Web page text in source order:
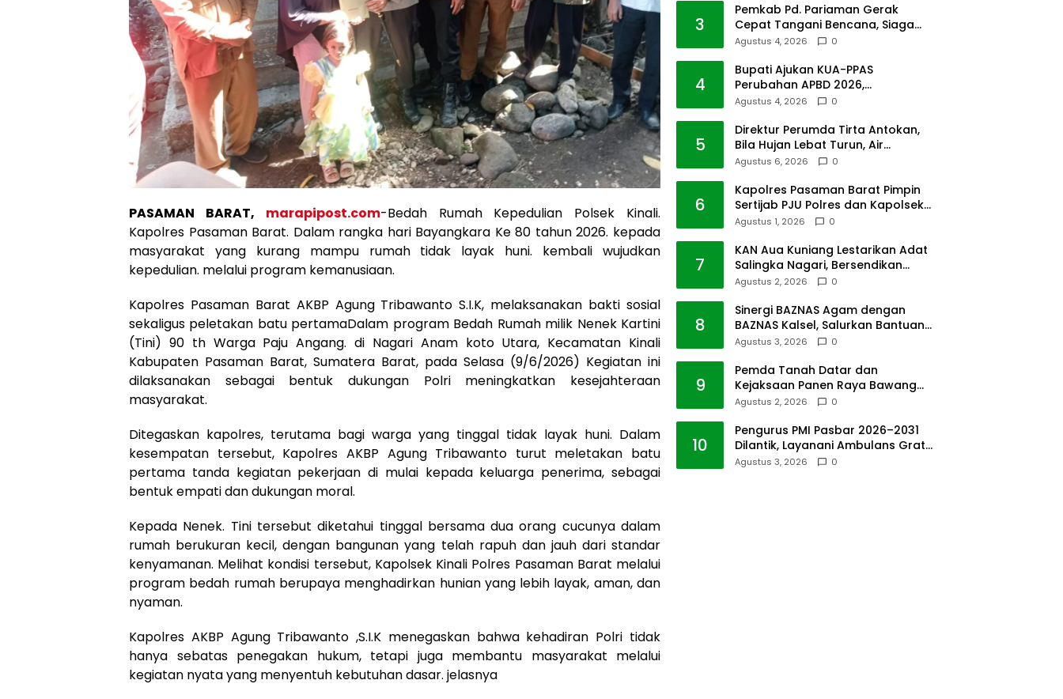
PASAMAN BARAT, marapipost.com-Bedah Rumah Kepedulian Polsek Kinali.
Kapolres Pasaman Barat. Dalam rangka hari Bayangkara Ke 80 tahun 2026. kepada
masyarakat yang kurang mampu rumah tidak layak huni. kembali wujudkan
kepedulian. melalui program kemanusiaan.
Kapolres Pasaman Barat AKBP Agung Tribawanto S.I.K, melaksanakan bakti sosial
sekaligus peletakan batu pertamaDalam program Bedah Rumah milik Nenek Kartini
(Tini) 90 th Warga Paju Angang. di Nagari Anam koto Utara, Kecamatan Kinali
Kabupaten Pasaman Barat, Sumatera Barat, pada Selasa (9/6/2026) Kegiatan ini
dilaksanakan sebagai bentuk dukungan Polri meningkatkan kesejahteraan
masyarakat.
Ditegaskan kapolres, terutama bagi warga yang tinggal tidak layak huni. Dalam
kesempatan tersebut, Kapolres AKBP Agung Tribawanto turut meletakan batu
pertama tanda kegiatan pekerjaan di mulai kepada keluarga penerima, sebagai
bentuk empati dan dukungan moral.
Kepada Nenek. Tini tersebut diketahui tinggal bersama dua orang cucunya dalam
rumah berukuran kecil, dengan bangunan yang telah rapuh dan jauh dari standar
kenyamanan. Melihat kondisi tersebut, Kapolsek Kinali Polres Pasaman Barat melalui
program bedah rumah berupaya menghadirkan hunian yang lebih layak, aman, dan
nyaman.
Kapolres AKBP Agung Tribawanto ,S.I.K menegaskan bahwa kehadiran Polri tidak
hanya sebatas penegakan hukum, tetapi juga membantu masyarakat melalui
kegiatan nyata yang menyentuh kebutuhan dasar. jelasnya
3
Pemkab Pd. Pariaman Gerak
Cepat Tangani Bencana, Siaga
Cuaca Ekstrem
Agustus 4, 2026 0
4
Bupati Ajukan KUA-PPAS
Perubahan APBD 2026,
Pendapatan Pasbar Naik 15
Agustus 4, 2026 0
5
Direktur Perumda Tirta Antokan,
Bila Hujan Lebat Turun, Air
Dimatikan, Tak Bisa Diolah
Agustus 6, 2026 0
6
Kapolres Pasaman Barat Pimpin
Sertijab PJU Polres dan Kapolsek
Sungai Beremas
Agustus 1, 2026 0
7
KAN Aua Kuniang Lestarikan Adat
Salingka Nagari, Bersendikan
Kitabullah
Agustus 2, 2026 0
8
Sinergi BAZNAS Agam dengan
BAZNAS Kalsel, Salurkan Bantuan
Bencana Alam
Agustus 3, 2026 0
9
Pemda Tanah Datar dan
Kejaksaan Panen Raya Bawang
Merah di Sawah Tangah
Agustus 2, 2026 0
10
Pengurus PMI Pasbar 2026–2031
Dilantik, Layanani Ambulans Gratis
ke Padang
Agustus 3, 2026 0